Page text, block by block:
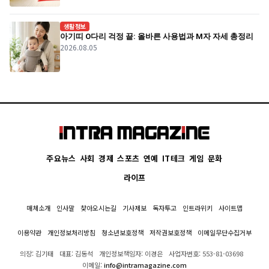
생활정보
아기띠 O다리 걱정 끝: 올바른 사용법과 M자 자세 총정리
2026.08.05
주요뉴스 사회 경제 스포츠 연예 IT테크 게임 문화
라이프
매체소개 인사말 찾아오시는길 기사제보 독자투고 인트라위키 사이트맵
이용약관 개인정보처리방침 청소년보호정책 저작권보호정책 이메일무단수집거부
의장: 김기태 대표: 김동석 개인정보책임자: 이경은
사업자번호: 553-81-03698
이메일:info@intramagazine.com